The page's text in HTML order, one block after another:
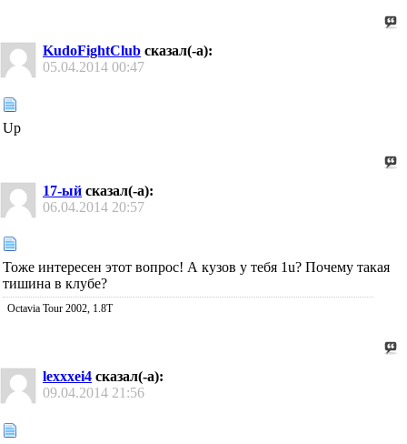
KudoFightClub сказал(-а):
05.04.2014 00:47
Up
17-ый сказал(-а):
06.04.2014 20:57
Тоже интересен этот вопрос! А кузов у тебя 1u? Почему такая
тишина в клубе?
Octavia Tour 2002, 1.8T
lexxxei4 сказал(-а):
09.04.2014 21:56